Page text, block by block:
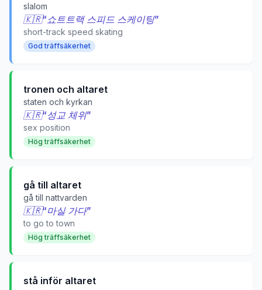
slalom
🇰🇷“쇼트트랙 스피드 스케이팅”
short-track speed skating
God träffsäkerhet
tronen och altaret
staten och kyrkan
🇰🇷“성교 체위”
sex position
Hög träffsäkerhet
gå till altaret
gå till nattvarden
🇰🇷“마실 가다”
to go to town
Hög träffsäkerhet
stå inför altaret